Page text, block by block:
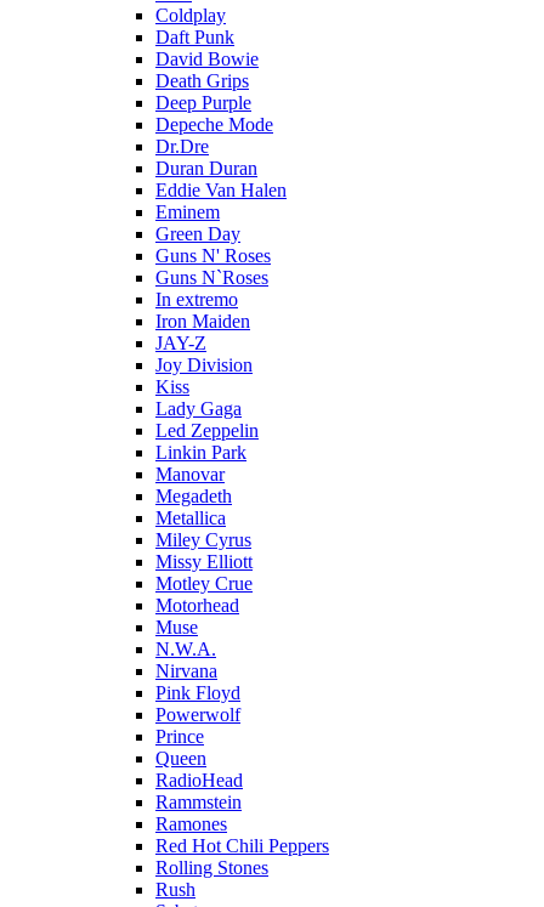
Coldplay
Daft Punk
David Bowie
Death Grips
Deep Purple
Depeche Mode
Dr.Dre
Duran Duran
Eddie Van Halen
Eminem
Green Day
Guns N' Roses
Guns N`Roses
In extremo
Iron Maiden
JAY-Z
Joy Division
Kiss
Lady Gaga
Led Zeppelin
Linkin Park
Manovar
Megadeth
Metallica
Miley Cyrus
Missy Elliott
Motley Crue
Motorhead
Muse
N.W.A.
Nirvana
Pink Floyd
Powerwolf
Prince
Queen
RadioHead
Rammstein
Ramones
Red Hot Chili Peppers
Rolling Stones
Rush